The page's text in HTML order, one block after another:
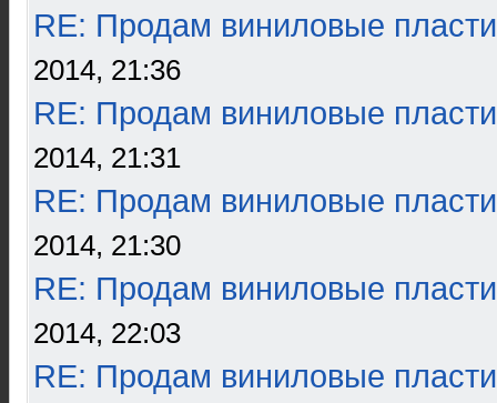
RE: Продам виниловые
2014, 21:36
RE: Продам виниловые
2014, 21:31
RE: Продам виниловые
2014, 21:30
RE: Продам виниловые
2014, 22:03
RE: Продам виниловые